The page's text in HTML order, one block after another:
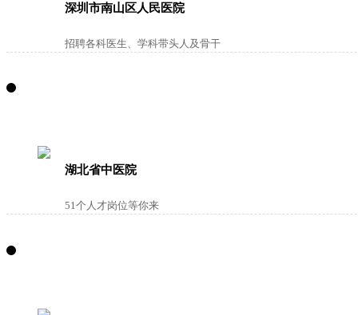
深圳市南山区人民医院
招聘各科医生、学科带头人及骨干
湖北省中医院
51个人才岗位等你来